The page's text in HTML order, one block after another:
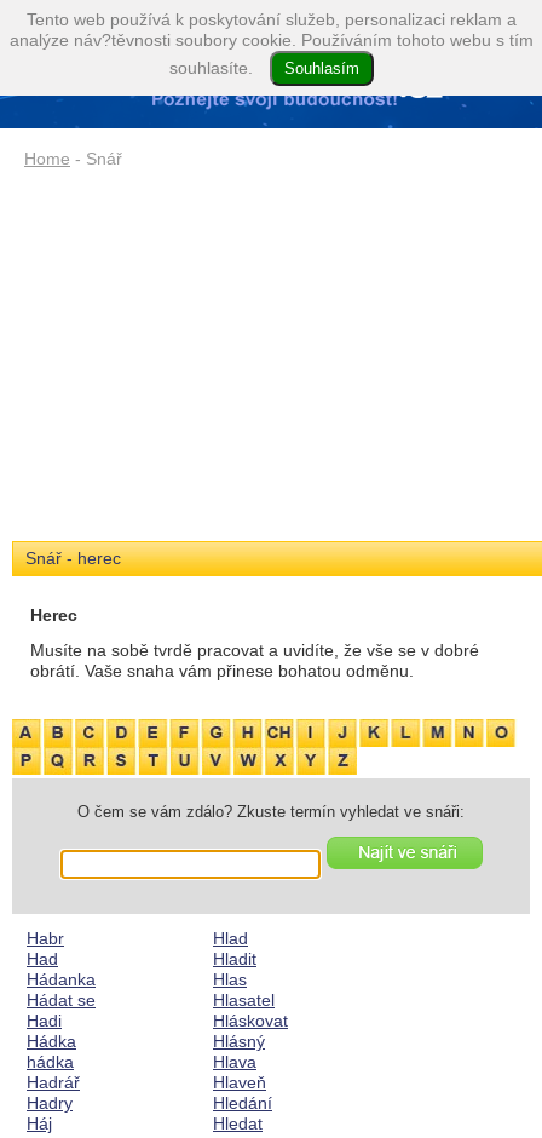
Home - Snář
Snář - herec
Herec
Musíte na sobě tvrdě pracovat a uvidíte, že vše se v dobré
obrátí. Vaše snaha vám přinese bohatou odměnu.
O čem se vám zdálo? Zkuste termín vyhledat ve snáři:
Habr
Had
Hádanka
Hádat se
Hadi
Hádka
hádka
Hadrář
Hadry
Háj
Hlad
Hladit
Hlas
Hlasatel
Hláskovat
Hlásný
Hlava
Hlaveň
Hledání
Hledat
Tento web používá k poskytování služeb, personalizaci reklam a
analýze náv?těvnosti soubory cookie. Používáním tohoto webu s tím
souhlasíte.